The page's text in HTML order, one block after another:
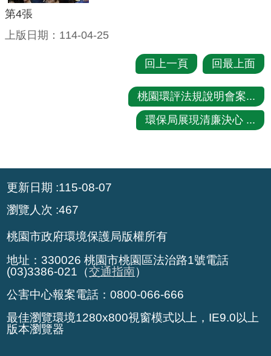
h
隱
政
策
政
網
站
資
料
開
第4張
上版日期：114-04-25
回上一頁 回最上面
桃園環評法規說明會案...
環保局展現清廉決心 ...
更新日期 115-08-07
瀏覽人次 467
桃園市政府環境保護局版權所有
地址：330026 桃園市桃園區法治路1號電話
(03)3386-021（交通指南）
公害中心報案電話：0800-066-666
最佳瀏覽環境1280x800視窗模式以上，IE9.0以上
版本瀏覽器